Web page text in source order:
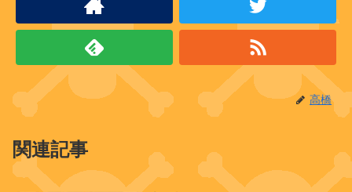
マ
O
A
D
S
高橋
関連記事